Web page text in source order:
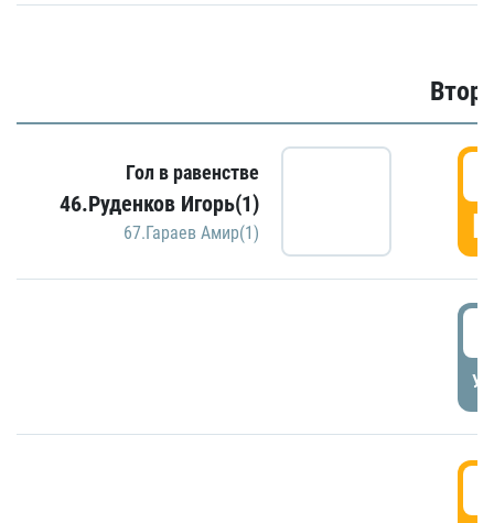
Гол в равенстве
46.Руденков Игорь(1)
67.Гараев Амир(1)